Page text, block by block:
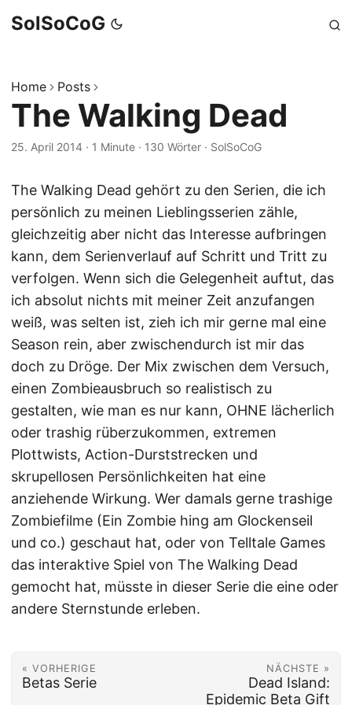
SolSoCoG
Home Posts
The Walking Dead
25. April 2014 · 1 Minute · 130 Wörter · SolSoCoG
The Walking Dead gehört zu den Serien, die ich
persönlich zu meinen Lieblingsserien zähle,
gleichzeitig aber nicht das Interesse aufbringen
kann, dem Serienverlauf auf Schritt und Tritt zu
verfolgen. Wenn sich die Gelegenheit auftut, das
ich absolut nichts mit meiner Zeit anzufangen
weiß, was selten ist, zieh ich mir gerne mal eine
Season rein, aber zwischendurch ist mir das
doch zu Dröge. Der Mix zwischen dem Versuch,
einen Zombieausbruch so realistisch zu
gestalten, wie man es nur kann, OHNE lächerlich
oder trashig rüberzukommen, extremen
Plottwists, Action-Durststrecken und
skrupellosen Persönlichkeiten hat eine
anziehende Wirkung. Wer damals gerne trashige
Zombiefilme (Ein Zombie hing am Glockenseil
und co.) geschaut hat, oder von Telltale Games
das interaktive Spiel von The Walking Dead
gemocht hat, müsste in dieser Serie die eine oder
andere Sternstunde erleben.
« VORHERIGE
Betas Serie
NÄCHSTE »
Dead Island:
Epidemic Beta Gift